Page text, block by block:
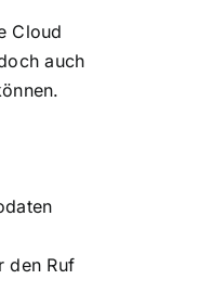
Cloud
auch
den Ruf